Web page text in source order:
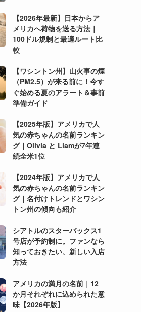
【2026年最新】日本からア
メリカへ荷物を送る方法｜
100ドル規制と最適ルート比
較
【ワシントン州】山火事の煙
（PM2.5）が来る前に！今す
ぐ始める夏のアラート＆事前
準備ガイド
【2025年版】アメリカで人
気の赤ちゃんの名前ランキン
グ｜Olivia と Liamが7年連
続全米1位
【2024年版】アメリカで人
気の赤ちゃんの名前ランキン
グ｜名付けトレンドとワシン
トン州の傾向も紹介
シアトルのスターバックス1
号店が予約制に。ファンなら
知っておきたい、新しい入店
方法
アメリカの満月の名前｜12
か月それぞれに込められた意
味【2026年版】